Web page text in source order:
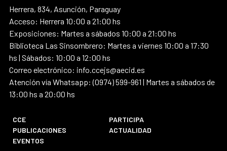
Herrera, 834, Asunción, Paraguay
Acceso: Herrera 10:00 a 21:00 hs
Exposiciones: Martes a sábados 10:00 a 21:00 hs
Biblioteca Las Sinsombrero: Martes a viernes 10:00 a 17:30
hs | Sábados: 10:00 a 12:00 hs
Correo electrónico: info.ccejs@aecid.es
Atención vía Whatsapp: (0974) 599-961 | Martes a sábados de
13:00 hs a 20:00 hs
CCE
PARTICIPA
PUBLICACIONES
ACTUALIDAD
EVENTOS